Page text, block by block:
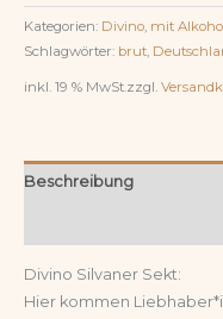
Kategorien: Divino mit
Schlagwörter: brut
inkl. 19 % MwSt.zzgl.
Beschreibung
Divino Silvaner Sekt:
Hier kommen